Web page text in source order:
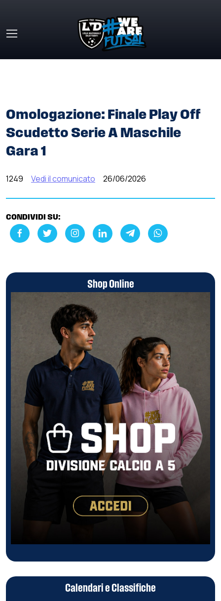
Omologazione: Finale Play Off
Scudetto Serie A Maschile
Gara 1
1249 Vedi il comunicato 26/06/2026
CONDIVIDI SU:
Shop Online
Calendari e Classifiche